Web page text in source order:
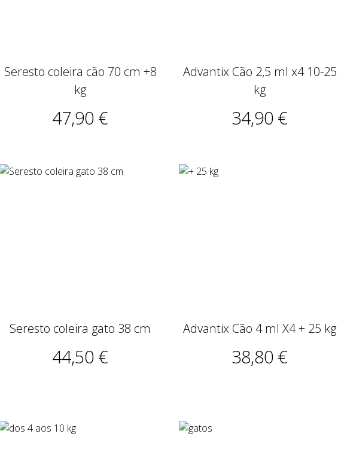
Seresto coleira cão 70 cm +8
kg
47,90 €
Advantix Cão 2,5 ml x4 10-25
kg
34,90 €
Seresto coleira gato 38 cm
44,50 €
Advantix Cão 4 ml X4 + 25 kg
38,80 €